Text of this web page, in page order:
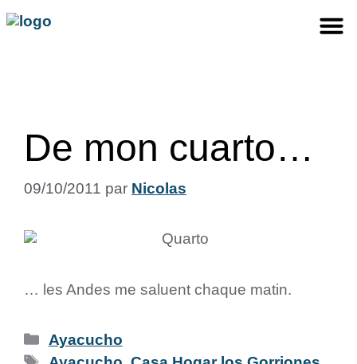
De mon cuarto…
09/10/2011 par Nicolas
… les Andes me saluent chaque matin.
Ayacucho